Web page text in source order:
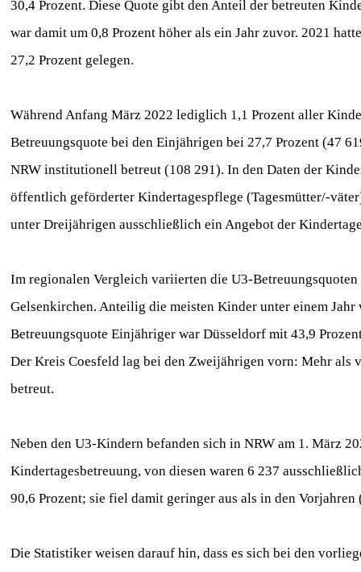
30,4 Prozent. Diese Quote gibt den Anteil der betreuten
war damit um 0,8 Prozent höher als ein Jahr zuvor. 2021
27,2 Prozent gelegen.
Während Anfang März 2022 lediglich 1,1 Prozent aller
Betreuungsquote bei den Einjährigen bei 27,7 Prozent (47
NRW institutionell betreut (108 291). In den Daten der
öffentlich geförderter Kindertagespflege (Tagesmütter/-
unter Dreijährigen ausschließlich ein Angebot der
Im regionalen Vergleich variierten die U3-
Gelsenkirchen. Anteilig die meisten Kinder unter einem
Betreuungsquote Einjähriger war Düsseldorf mit 43,9
Der Kreis Coesfeld lag bei den Zweijährigen vorn: Mehr
betreut.
Neben den U3-Kindern befanden sich in NRW am 1. März
Kindertagesbetreuung, von diesen waren 6 237
90,6 Prozent; sie fiel damit geringer aus als in den
Die Statistiker weisen darauf hin, dass es sich bei den